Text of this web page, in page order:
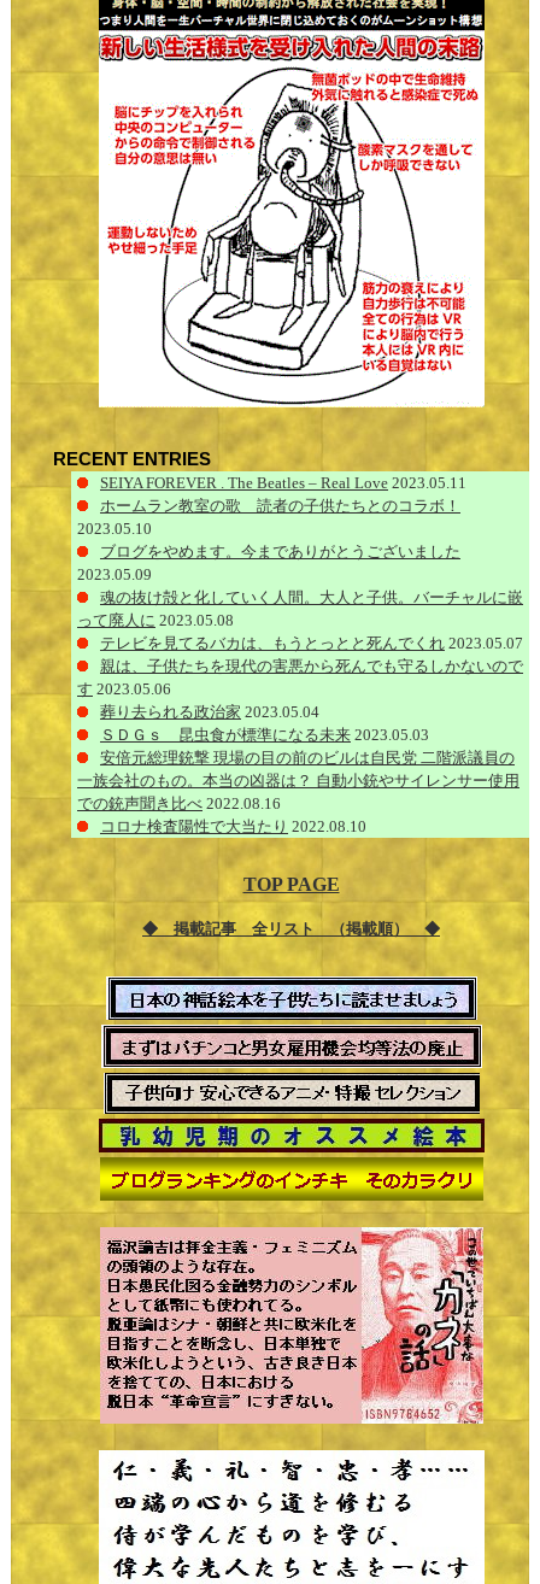
RECENT ENTRIES
SEIYA FOREVER . The Beatles – Real Love 2023.05.11
ホームラン教室の歌 読者の子供たちとのコラボ！
2023.05.10
ブログをやめます。今までありがとうございました
2023.05.09
魂の抜け殻と化していく人間。大人と子供。バーチャルに嵌
って廃人に 2023.05.08
テレビを見てるバカは、もうとっとと死んでくれ 2023.05.07
親は、子供たちを現代の害悪から死んでも守るしかないので
す 2023.05.06
葬り去られる政治家 2023.05.04
ＳＤＧｓ 昆虫食が標準になる未来 2023.05.03
安倍元総理銃撃 現場の目の前のビルは自民党 二階派議員の
一族会社のもの。本当の凶器は？ 自動小銃やサイレンサー使用
での銃声聞き比べ 2022.08.16
コロナ検査陽性で大当たり 2022.08.10
TOP PAGE
◆ 掲載記事 全リスト （掲載順） ◆